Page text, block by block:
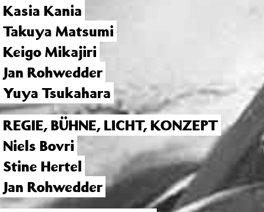
Kasia Kania
Takuya Matsumi
Keigo Mikajiri
Jan Rohwedder
Yuya Tsukahara
REGIE, BÜHNE, LICHT, KONZEPT
Niels Bovri
Stine Hertel
Jan Rohwedder